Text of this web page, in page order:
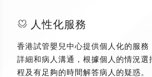
人性化服務
香港試管嬰兒中心提供個人化的服務
詳細和病人溝通，根據個人的情況選
程及有足夠的時間解答病人的疑惑。